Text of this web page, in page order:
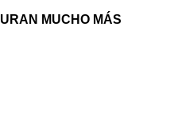
MUCHO MÁS